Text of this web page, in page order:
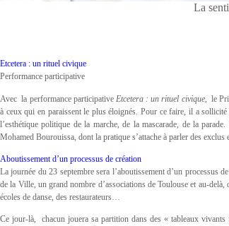
La
Etcetera : un rituel civique
Performance participative
Avec la performance participative Etcetera : un rituel civique, le
à ceux qui en paraissent le plus éloignés. Pour ce faire, il a
l’esthétique politique de la marche, de la mascarade, de la
Mohamed Bourouissa, dont la pratique s’attache à parler des exclus
Aboutissement d’un processus de création
La journée du 23 septembre sera l’aboutissement d’un
de la Ville, un grand nombre d’associations de Toulouse et au-
écoles de danse, des restaurateurs…
Ce jour-là, chacun jouera sa partition dans des « tableaux